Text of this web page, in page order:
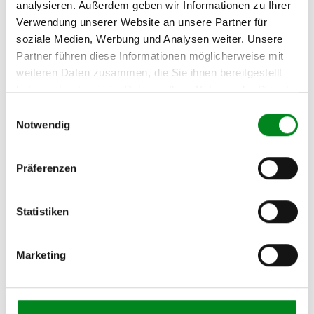
analysieren. Außerdem geben wir Informationen zu Ihrer
Verwendung unserer Website an unsere Partner für
soziale Medien, Werbung und Analysen weiter. Unsere
Partner führen diese Informationen möglicherweise mit
weiteren Daten zusammen, die Sie ihnen bereitgestellt
haben oder die sie im Rahmen Ihrer Nutzung der Dienste
Notwendig
Präferenzen
Statistiken
Marketing
Hersteller/EU Verantwortliche
Person
Hersteller
Adresse:
Am Wasserturm 55, Coesfeld, NRW, 48653, DE
info@tmc-turbo.de
02541/8483601
Aufbereitungsprozess unserer
Lenkgetriebe und Servopumpen